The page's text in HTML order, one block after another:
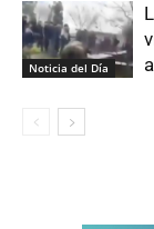
Noticia del Día